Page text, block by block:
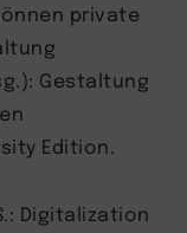
private
Gestaltung
Edition.
Digitalization